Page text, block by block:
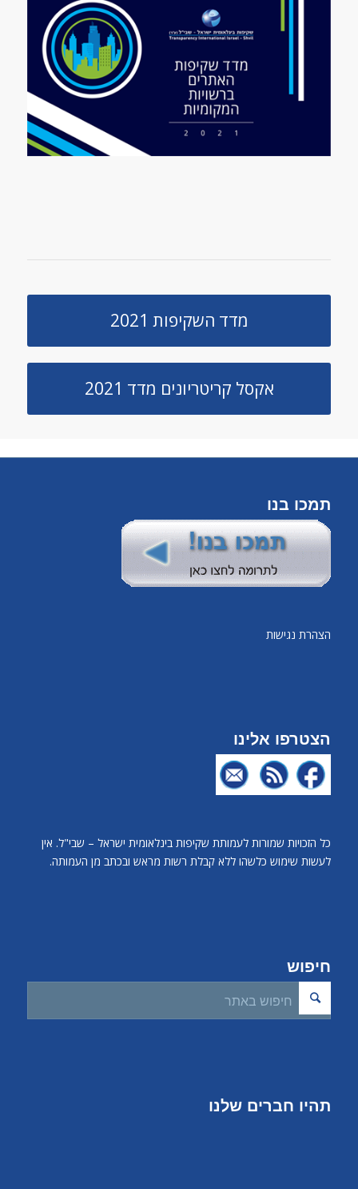
מדד השקיפות 2021
אקסל קריטריונים מדד 2021
תמכו בנו
הצהרת נגישות
הצטרפו אלינו
כל הזכויות שמורות לעמותת שקיפות בינלאומית ישראל – שבי"ל. אין
לעשות שימוש כלשהו ללא קבלת רשות מראש ובכתב מן העמותה.
חיפוש
תהיו חברים שלנו